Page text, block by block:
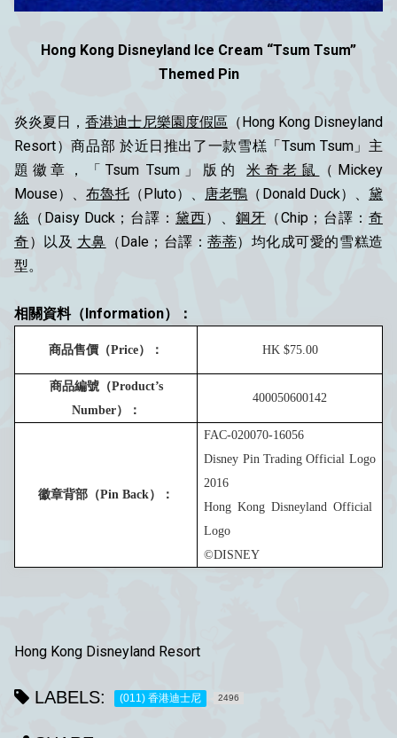
Hong Kong Disneyland Ice Cream “Tsum Tsum”
Themed Pin
炎炎夏日，香港迪士尼樂園度假區 （Hong Kong Disneyland
Resort）商品部 於近日推出了一款雪榚「Tsum Tsum」主
題徽章，
「Tsum Tsum」版的米奇老鼠
（Mickey
Mouse）、布魯托（Pluto）、 唐老鴨 （Donald Duck）、黛
絲 （Daisy Duck；台譯： 黛西）、 鋼牙 （Chip；台譯： 奇
奇）以及 大鼻 （Dale；台譯：蒂蒂）均化成可愛的雪糕造
型。
相關資料（Information）：
商品售價（Price）： HK $75.00
商品編號（Product’s
Number）：
400050600142
徽章背部（Pin Back）：
FAC-020070-16056
Disney Pin Trading Official Logo
2016
Hong Kong Disneyland Official
Logo
©DISNEY
Hong Kong Disneyland Resort
LABELS: (011) 香港迪士尼 2496